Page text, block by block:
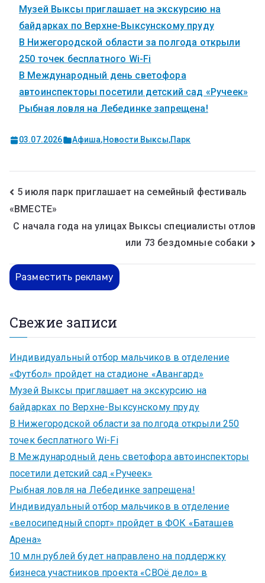
Музей Выксы приглашает на экскурсию на
байдарках по Верхне-Выксунскому пруду
В Нижегородской области за полгода открыли
250 точек бесплатного Wi-Fi
В Международный день светофора
автоинспекторы посетили детский сад «Ручеек»
Рыбная ловля на Лебединке запрещена!
03.07.2026 Афиша,Новости Выксы,Парк
5 июля парк приглашает на семейный фестиваль
«ВМЕСТЕ»
С начала года на улицах Выксы специалисты отлов
или 73 бездомные собаки
Разместить рекламу
Свежие записи
Индивидуальный отбор мальчиков в отделение
«Футбол» пройдет на стадионе «Авангард»
Музей Выксы приглашает на экскурсию на
байдарках по Верхне-Выксунскому пруду
В Нижегородской области за полгода открыли 250
точек бесплатного Wi-Fi
В Международный день светофора автоинспекторы
посетили детский сад «Ручеек»
Рыбная ловля на Лебединке запрещена!
Индивидуальный отбор мальчиков в отделение
«велосипедный спорт» пройдет в ФОК «Баташев
Арена»
10 млн рублей будет направлено на поддержку
бизнеса участников проекта «СВОё дело» в